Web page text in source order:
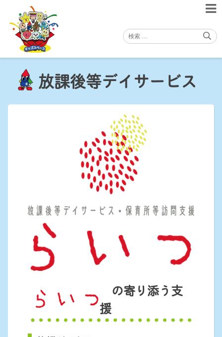
content
放課後等デイサービス
の寄り添う支
援